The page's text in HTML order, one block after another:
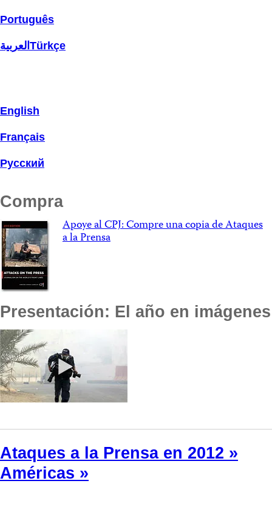
Português
العربية Türkçe
English
Français
Русский
Compra
Apoye al CPJ: Compre una copia de Ataques
a la Prensa
Presentación: El año en imágenes
Ataques a la Prensa en 2012 »
Américas »